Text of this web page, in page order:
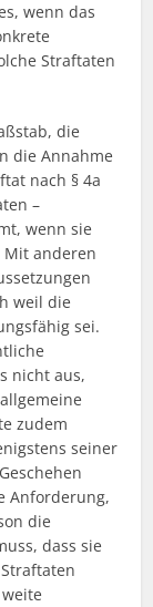
wenn das
Straftaten
die
die Annahme
nach § 4a
–
wenn sie
Mit anderen
weil die
sei.
nicht aus,
zudem
seiner
Anforderung,
die
dass sie